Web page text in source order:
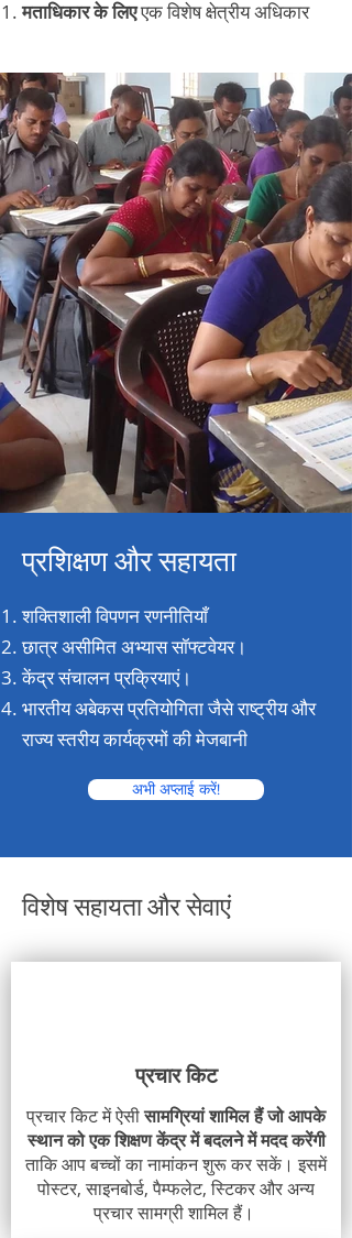
मताधिकार के लिएएक विशेष क्षेत्रीय अधिकार
प्रशिक्षण और सहायता
शक्तिशाली विपणन रणनीतियाँ
छात्र असीमित अभ्यास सॉफ्टवेयर।
केंद्र संचालन प्रक्रियाएं।
भारतीय अबेकस प्रतियोगिता जैसे राष्ट्रीय और
राज्य स्तरीय कार्यक्रमों की मेजबानी
अभी अप्लाई करें!
विशेष सहायता और सेवाएं
प्रचार किट
प्रचार किट में ऐसीसामग्रियां शामिल हैं जो आपके
स्थान को एक शिक्षण केंद्र में बदलने में मदद करेंगी
ताकि आप बच्चों का नामांकन शुरू कर सकें। इसमें
पोस्टर, साइनबोर्ड, पैम्फलेट, स्टिकर और अन्य
प्रचार सामग्री शामिल हैं।